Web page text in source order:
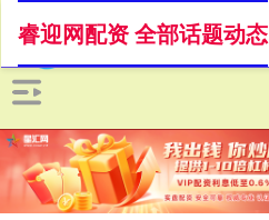
睿迎网配资 全部话题动态